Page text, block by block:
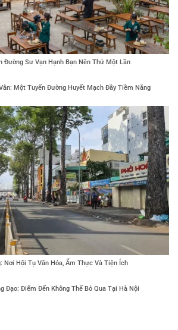
Đường Sư Vạn Hạnh Bạn Nên Thử Một Lần
Một Tuyến Đường Huyết Mạch Đầy Tiềm Năng
Nơi Hội Tụ Văn Hóa, Ẩm Thực Và Tiện Ích
Đạo: Điểm Đến Không Thể Bỏ Qua Tại Hà Nội